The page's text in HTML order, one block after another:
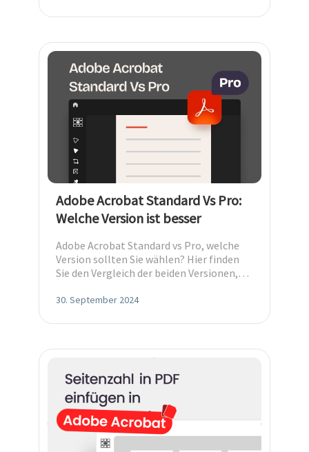
Adobe Acrobat Standard Vs Pro:
Welche Version ist besser
Adobe Acrobat Standard vs Pro, welche
Version sollten Sie wählen? Hier finden
Sie den Vergleich der beiden Versionen,
treffen.
30. September 2024